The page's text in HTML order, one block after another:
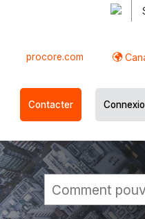
procore.com
Contacter